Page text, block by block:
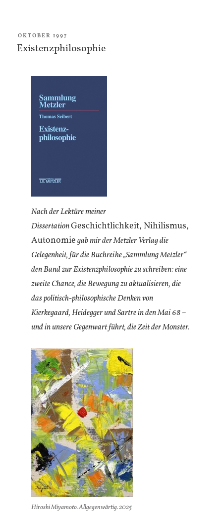
VERÖFFENTLICHT
AM
OKTOBER 1997
Existenzphilosophie
Nach der Lektüre meiner
DissertationGeschichtlichkeit, Nihilismus,
Autonomiegab mir der Metzler Verlag die
Gelegenheit, für die Buchreihe „Sammlung Metzler“
den Band zur Existenzphilosophie zu schreiben: eine
zweite Chance, die Bewegung zu aktualisieren, die
daspolitisch-philosophische Denken von
Kierkegaard, Heidegger und Sartre in den Mai 68 –
und in unsere Gegenwart führt, die Zeit der Monster.
Hiroshi Miyamoto. Allgegenwärtig. 2025